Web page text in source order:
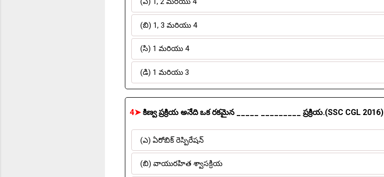
(బి) 1, 3 మరియు 4
(సి) 1 మరియు 4
(డి) 1 మరియు 3
4➤కిణ్వ ప్రక్రియ అనేది ఒక రకమైన _____ _________ ప్రక్రియ.(SSC CGL 2016)
(ఎ) ఏరోబిక్ రెస్పిరేషన్
(బి) వాయురహిత శ్వాసక్రియ